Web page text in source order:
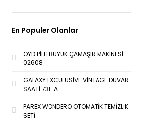
En Populer Olanlar
OYD PİLLİ BÜYÜK ÇAMAŞIR MAKİNESİ
02608
GALAXY EXCULUSİVE VİNTAGE DUVAR
SAATİ 731-A
PAREX WONDERO OTOMATİK TEMİZLİK
SETİ